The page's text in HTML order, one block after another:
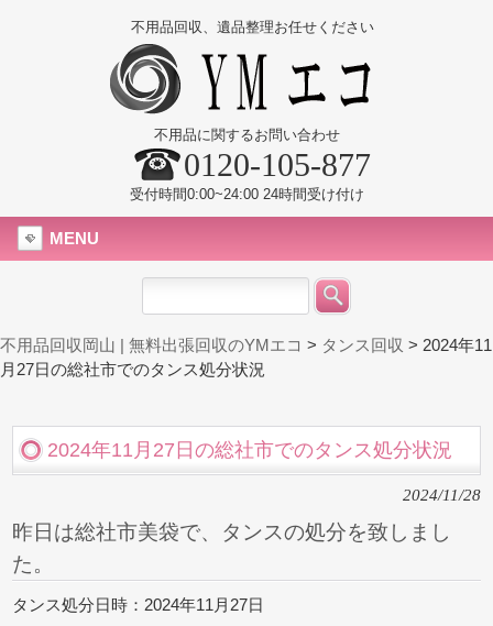
不用品回収、遺品整理お任せください
不用品に関するお問い合わせ
0120-105-877
受付時間0:00~24:00 24時間受け付け
MENU
不用品回収岡山 | 無料出張回収のYMエコ > タンス回収 > 2024年11
月27日の総社市でのタンス処分状況
2024年11月27日の総社市でのタンス処分状況
2024/11/28
昨日は総社市美袋で、タンスの処分を致しまし
た。
タンス処分日時：2024年11月27日